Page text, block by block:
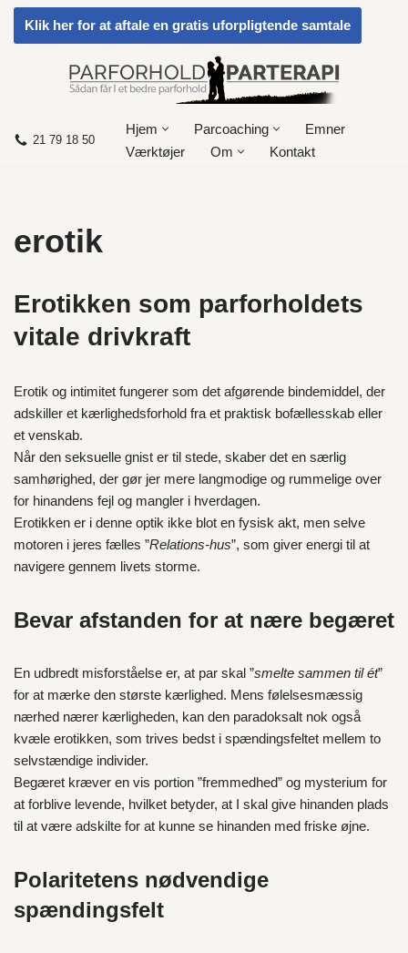
Spring
Klik her for at aftale en gratis uforpligtende samtale
21 79 18 50
Hjem Parcoaching
Emner
Værktøjer
Om Kontakt
erotik
Erotikken som parforholdets
vitale drivkraft
Erotik og intimitet fungerer som det afgørende bindemiddel, der
adskiller et kærlighedsforhold fra et praktisk bofællesskab eller
et venskab.
Når den seksuelle gnist er til stede, skaber det en særlig
samhørighed, der gør jer mere langmodige og rummelige over
for hinandens fejl og mangler i hverdagen.
Erotikken er i denne optik ikke blot en fysisk akt, men selve
motoren i jeres fælles ”Relations-hus”, som giver energi til at
navigere gennem livets storme.
Bevar afstanden for at nære begæret
En udbredt misforståelse er, at par skal ”smelte sammen til ét”
for at mærke den største kærlighed. Mens følelsesmæssig
nærhed nærer kærligheden, kan den paradoksalt nok også
kvæle erotikken, som trives bedst i spændingsfeltet mellem to
selvstændige individer.
Begæret kræver en vis portion ”fremmedhed” og mysterium for
at forblive levende, hvilket betyder, at I skal give hinanden plads
til at være adskilte for at kunne se hinanden med friske øjne.
Polaritetens nødvendige
spændingsfelt